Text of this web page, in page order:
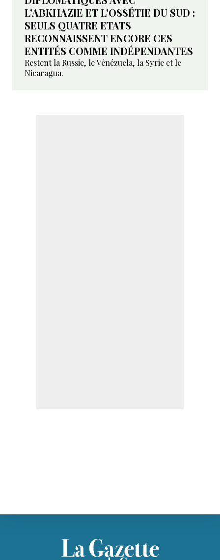
L'ABKHAZIE ET L'OSSÉTIE DU SUD :
SEULS QUATRE ETATS
RECONNAISSENT ENCORE CES
ENTITÉS COMME INDÉPENDANTES
Restent la Russie, le Vénézuela, la Syrie et le
Nicaragua.